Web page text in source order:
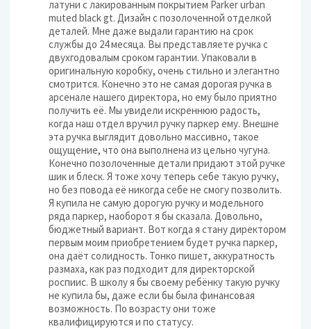
латуни с лакированным покрытием Parker urban
muted black gt. Дизайн с позолоченной отделкой
деталей. Мне даже выдали гарантию на срок
службы до 24 месяца. Вы представляете ручка с
двухгодовалым сроком гарантии. Упаковали в
оригинальную коробку, очень стильно и элегантно
смотрится. Конечно это не самая дорогая ручка в
арсенале нашего директора, но ему было приятно
получить её. Мы увидели искреннюю радость,
когда наш отдел вручил ручку паркер ему. Внешне
эта ручка выглядит довольно массивно, такое
ощущение, что она выполнена из цельно чугуна.
Конечно позолоченные детали придают этой ручке
шик и блеск. Я тоже хочу теперь себе такую ручку,
но без повода её никогда себе не смогу позволить.
Я купила не самую дорогую ручку и модельного
ряда паркер, наоборот я бы сказала. Довольно,
бюджетный вариант. Вот когда я стану директором
первым моим приобретением будет ручка паркер,
она даёт солидность. Тонко пишет, аккуратность
размаха, как раз подходит для директорской
роспиис. В школу я бы своему ребёнку такую ручку
не купила бы, даже если бы была финансовая
возможность. По возрасту они тоже
квалифицируются и по статусу.